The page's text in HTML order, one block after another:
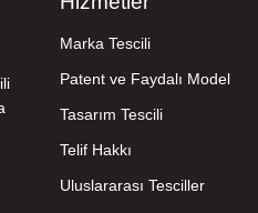
Marka Tescili
Patent ve Faydalı Model
Tasarım Tescili
Telif Hakkı
Uluslararası Tesciller